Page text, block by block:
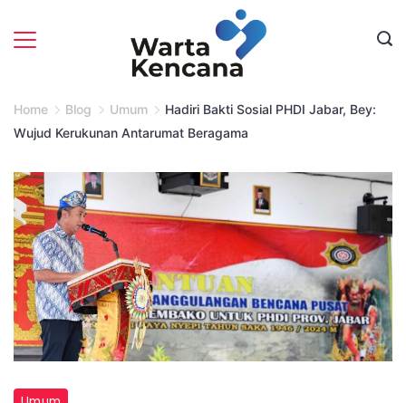
to
Home Blog Umum
Hadiri Bakti Sosial PHDI Jabar, Bey:
Wujud Kerukunan Antarumat Beragama